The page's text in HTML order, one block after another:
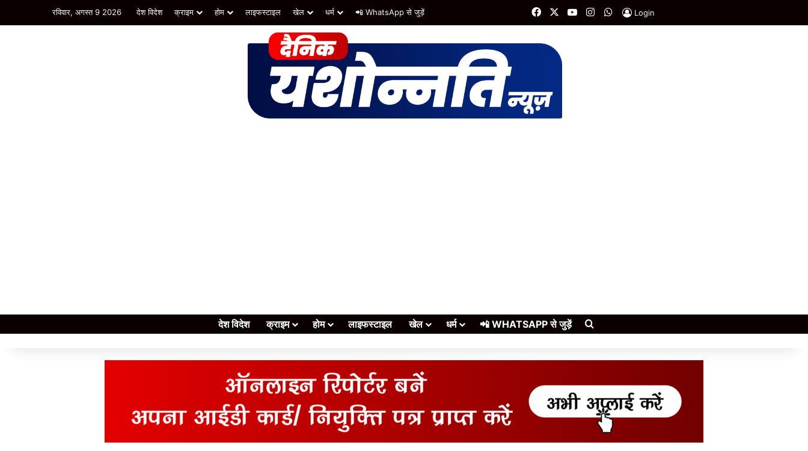
रविवार, अगस्त 9 2026 देश विदेश क्राइम होम लाइफस्टाइल खेल धर्म 📲 WhatsApp से जुड़ें FacebookYouTubeInstagram
WhatsApp
Login
देश विदेश क्राइम होम लाइफस्टाइल खेल धर्म 📲 WHATSAPP से जुड़ें Search for